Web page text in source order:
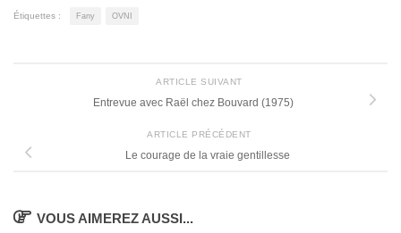
Étiquettes : Fany OVNI
ARTICLE SUIVANT
Entrevue avec Raël chez Bouvard (1975)
ARTICLE PRÉCÉDENT
Le courage de la vraie gentillesse
VOUS AIMEREZ AUSSI...